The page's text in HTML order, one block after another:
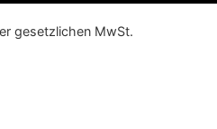
gesetzlichen MwSt.